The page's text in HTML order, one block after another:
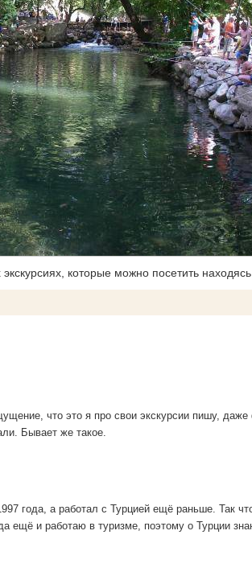
которые можно посетить
что это я про свои экскурсии пишу,
Бывает же такое.
года, а работал с Турцией ещё раньше. Так
ещё и работаю в туризме, поэтому о Турции